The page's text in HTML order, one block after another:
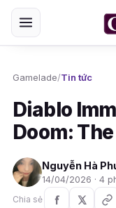
Gamelade/Tin tức
Diablo
Doom:
Nguyễn Hà
14/04/2026 · 4
Chia sẻ